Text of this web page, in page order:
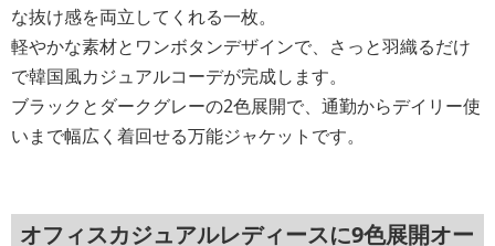
な抜け感を両立してくれる一枚。
軽やかな素材とワンボタンデザインで、さっと羽織るだけ
で韓国風カジュアルコーデが完成します。
ブラックとダークグレーの2色展開で、通勤からデイリー使
いまで幅広く着回せる万能ジャケットです。
オフィスカジュアルレディースに9色展開オー